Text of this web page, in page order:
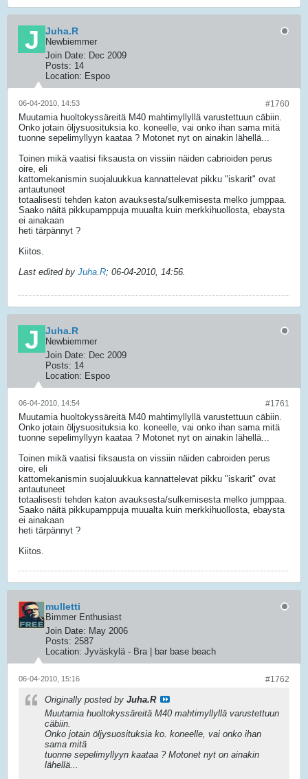
Juha.R
Newbiemmer
Join Date: Dec 2009
Posts: 14
Location: Espoo
#1760
06-04-2010, 14:53
Muutamia huoltokyssäreitä M40 mahtimyllyllä varustettuun cäbiin.
Onko jotain öljysuosituksia ko. koneelle, vai onko ihan sama mitä
tuonne sepelimyllyyn kaataa ? Motonet nyt on ainakin lähellä...
Toinen mikä vaatisi fiksausta on vissiin näiden cabrioiden perus
oire, eli
kattomekanismin suojaluukkua kannattelevat pikku "iskarit" ovat
antautuneet
totaalisesti tehden katon avauksesta/sulkemisesta melko jumppaa.
Saako näitä pikkupamppuja muualta kuin merkkihuollosta, ebaysta
ei ainakaan
heti tärpännyt ?
Kiitos.
Last edited by Juha.R; 06-04-2010, 14:56
Juha.R
Newbiemmer
Join Date: Dec 2009
Posts: 14
Location: Espoo
#1761
06-04-2010, 14:54
Muutamia huoltokyssäreitä M40 mahtimyllyllä varustettuun cäbiin.
Onko jotain öljysuosituksia ko. koneelle, vai onko ihan sama mitä
tuonne sepelimyllyyn kaataa ? Motonet nyt on ainakin lähellä...
Toinen mikä vaatisi fiksausta on vissiin näiden cabroiden perus
oire, eli
kattomekanismin suojaluukkua kannattelevat pikku "iskarit" ovat
antautuneet
totaalisesti tehden katon avauksesta/sulkemisesta melko jumppaa.
Saako näitä pikkupamppuja muualta kuin merkkihuollosta, ebaysta
ei ainakaan
heti tärpännyt ?
Kiitos.
mulletti
Bimmer Enthusiast
Join Date: May 2006
Posts: 2587
Location: Jyväskylä - Bra | bar base beach
#1762
06-04-2010, 15:16
Originally posted by Juha.R
Muutamia huoltokyssäreitä M40 mahtimyllyllä varustettuun
cäbiin.
Onko jotain öljysuosituksia ko. koneelle, vai onko ihan
sama mitä
tuonne sepelimyllyyn kaataa ? Motonet nyt on ainakin
lähellä...